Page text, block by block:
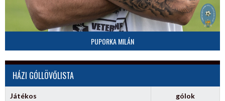
PUPORKA MILÁN
HÁZI GÓLLÖVŐLISTA
Játékos gólok